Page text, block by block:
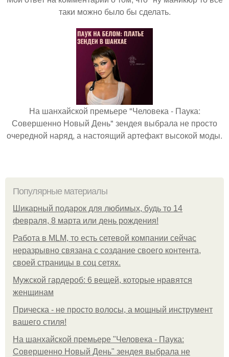
таки можно было бы сделать.
На шанхайской премьере "Человека - Паука:
Совершенно Новый День" зендея выбрала не просто
очередной наряд, а настоящий артефакт высокой моды.
Популярные материалы
Шикарный подарок для любимых, будь то 14
февраля, 8 марта или день рождения!
Работа в MLM, то есть сетевой компании сейчас
неразрывно связана с создание своего контента,
своей страницы в соц сетях.
Мужской гардероб: 6 вещей, которые нравятся
женщинам
Прическа - не просто волосы, а мощный инструмент
вашего стиля!
На шанхайской премьере "Человека - Паука:
Совершенно Новый День" зендея выбрала не